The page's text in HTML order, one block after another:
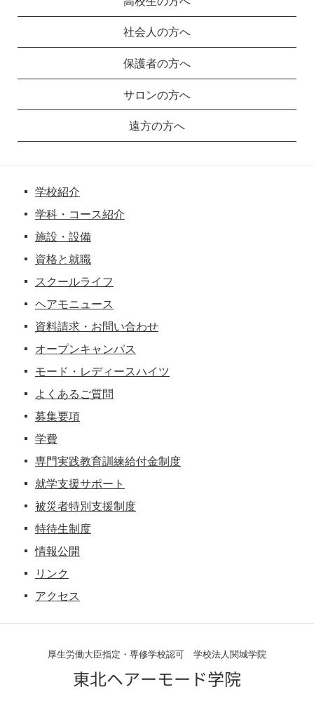
社会人の方へ
保護者の方へ
サロンの方へ
遠方の方へ
学校紹介
学科・コース紹介
施設・設備
資格と就職
スクールライフ
ヘアモニュース
資料請求・お問い合わせ
オープンキャンパス
モード・レディースハイツ
よくあるご質問
募集要項
学費
専門実践教育訓練給付金制度
就学支援サポート
被災者特別支援制度
特待生制度
情報公開
リンク
アクセス
厚生労働大臣指定・専修学校認可 学校法人関城学院
東北ヘアーモード学院